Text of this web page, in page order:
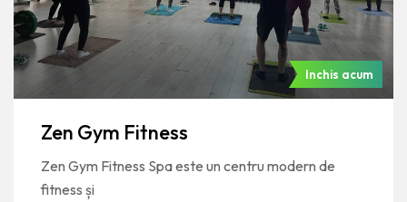
Inchis acum
Zen Gym Fitness
Zen Gym Fitness Spa este un centru modern de
fitness și